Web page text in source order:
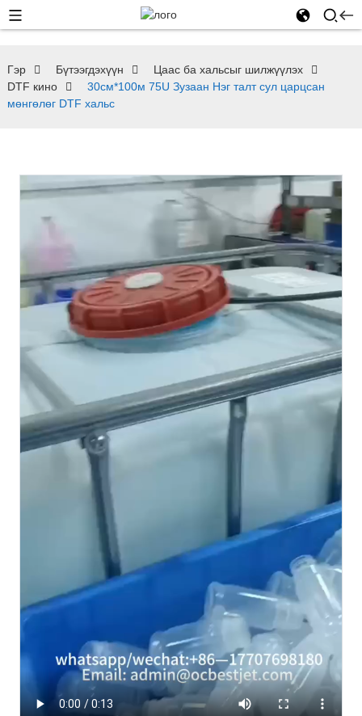
Гэр Бүтээгдэхүүн
Цаас ба хальсыг шилжүүлэх
DTF кино
30см*100м 75U Зузаан Нэг талт сул царцсан
мөнгөлөг DTF хальс